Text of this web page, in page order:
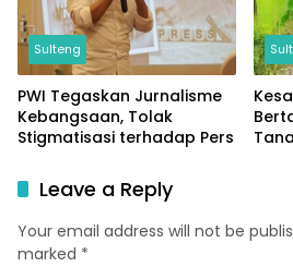
Sulteng
PWI Tegaskan Jurnalisme
Kebangsaan, Tolak
Stigmatisasi terhadap Pers
Leave a Reply
Your email address will not be
marked *